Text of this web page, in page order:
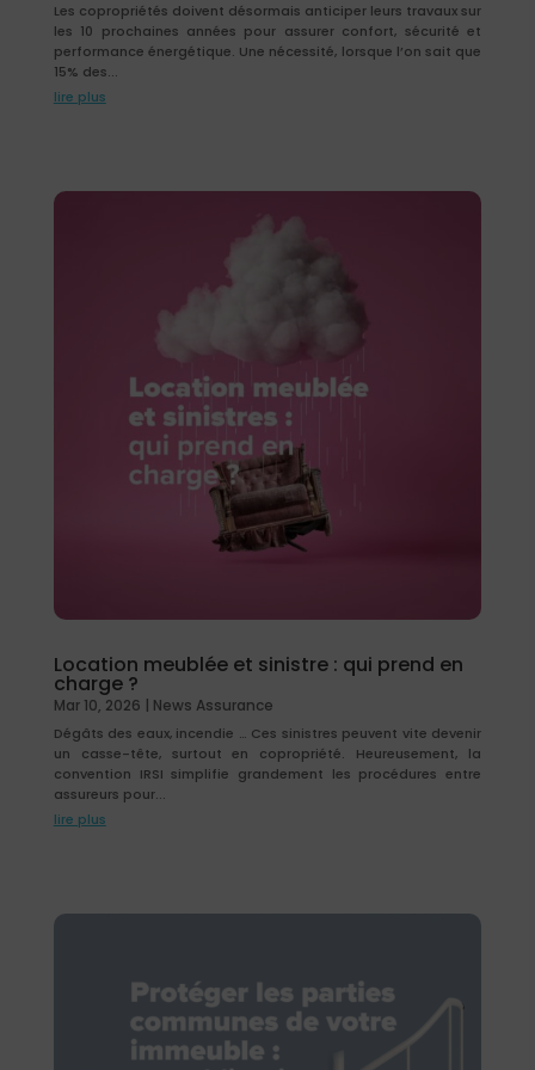
Les copropriétés doivent désormais anticiper leurs travaux sur
les 10 prochaines années pour assurer confort, sécurité et
performance énergétique. Une nécessité, lorsque l’on sait que
15% des...
lire plus
Location meublée et sinistre : qui prend en
charge ?
Mar 10, 2026 | News Assurance
Dégâts des eaux, incendie … Ces sinistres peuvent vite devenir
un casse-tête, surtout en copropriété. Heureusement, la
convention IRSI simplifie grandement les procédures entre
assureurs pour...
lire plus